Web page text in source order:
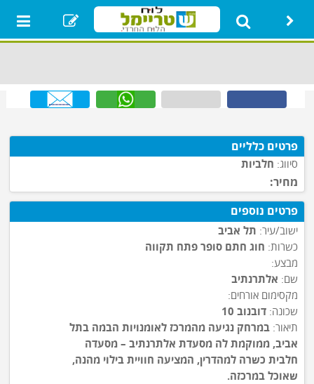
ראשי
רכבים
נופש מהדרין
בעלי מקצוע
דרושים
תת קטגוריה
פרטים כלליים
סיווג: חלביות
מחיר:
פרטים נוספים
ישוב/עיר: תל אביב
כשרות: חוג חתם סופר פתח תקווה
מבצע:
שם: אלתרנתיב
מקסימום אורחים:
שכונה: דובנוב 10
תיאור: במרחק נגיעה מהמרכז לאומנויות הבמה בתל
אביב, ממוקמת לה מסעדת אלתרנתיב – מסעדה
חלבית כשרה למהדרין, המציעה חוויית בילוי מהנה,
שאוכל במרכזה.